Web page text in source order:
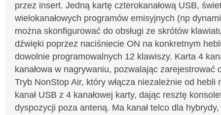
przez insert. Jedną kartę czterokanałową USB,
wielokanałowych programów emisyjnych (np
można skonfigurować do obsługi ze skrótów
dźwięki poprzez naciśniecie ON na konkretnym
dowolnie programowalnych 12 klawiszy. Karta 4
kanałowa w nagrywaniu, pozwalając zarejestrować
Tryb NonStop Air, który włącza niezależnie od hebli
kanał USB z 4 kanałowej karty, dając resztę
dyspozycji poza anteną. Ma kanał telco dla hybrydy,